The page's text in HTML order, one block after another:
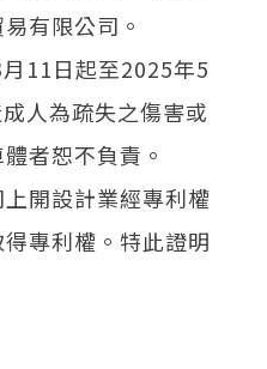
有限公司。
11日起至2025年5
人為疏失之傷害或
者恕不負責。
開設計業經專利權
專利權。特此證明